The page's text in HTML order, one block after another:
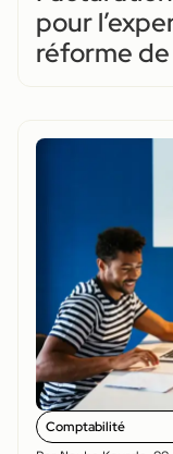
pour
réforme
Comptabilité